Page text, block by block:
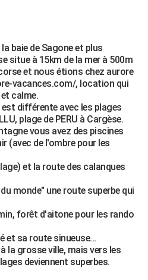
baie de Sagone et plus
situe à 15km de la mer à 500m
et nous étions chez aurore
vacances.com/, location qui
calme.
différente avec les plages
plage de PERU à Cargèse.
vous avez des piscines
(avec de l'ombre pour les
et la route des calanques
monde" une route superbe qui
forêt d'aitone pour les rando
et sa route sinueuse...
la grosse ville, mais vers les
deviennent superbes.